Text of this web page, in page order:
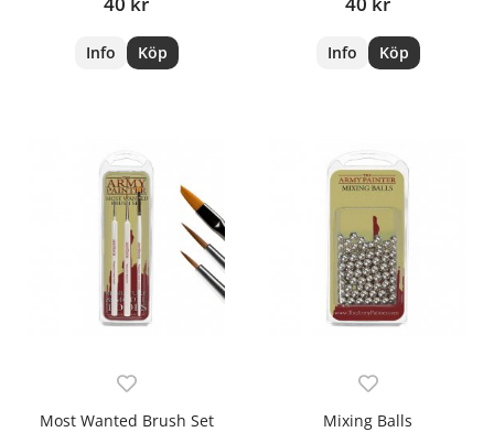
Info Köp Info Köp
Most Wanted Brush Set Mixing Balls